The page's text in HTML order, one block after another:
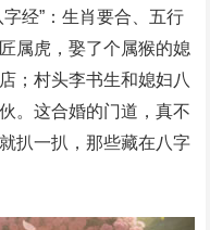
经”：生肖要合、五行
属虎，娶了个属猴的媳
；村头李书生和媳妇八
。这合婚的门道，真不
扒一扒，那些藏在八字